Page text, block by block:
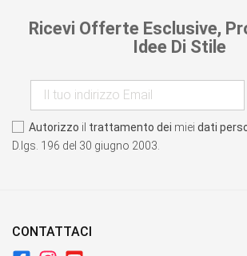
Ricevi Offerte Esclusive,
Idee Di Stile
Autorizzo il trattamento dei miei dati
D.lgs. 196 del 30 giugno 2003.
CONTATTACI